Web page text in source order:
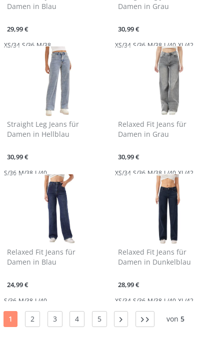
Damen in Blau
29,99 €
XS/34 S/36 M/38
Damen in Grau
30,99 €
XS/34 S/36 M/38 L/40 XL/42
Straight Leg Jeans für
Damen in Hellblau
30,99 €
S/36 M/38 L/40
Relaxed Fit Jeans für
Damen in Grau
30,99 €
XS/34 S/36 M/38 L/40 XL/42
Relaxed Fit Jeans für
Damen in Blau
24,99 €
S/36 M/38 L/40
Relaxed Fit Jeans für
Damen in Dunkelblau
28,99 €
XS/34 S/36 M/38 L/40 XL/42
1 2 3 4 5 von 5